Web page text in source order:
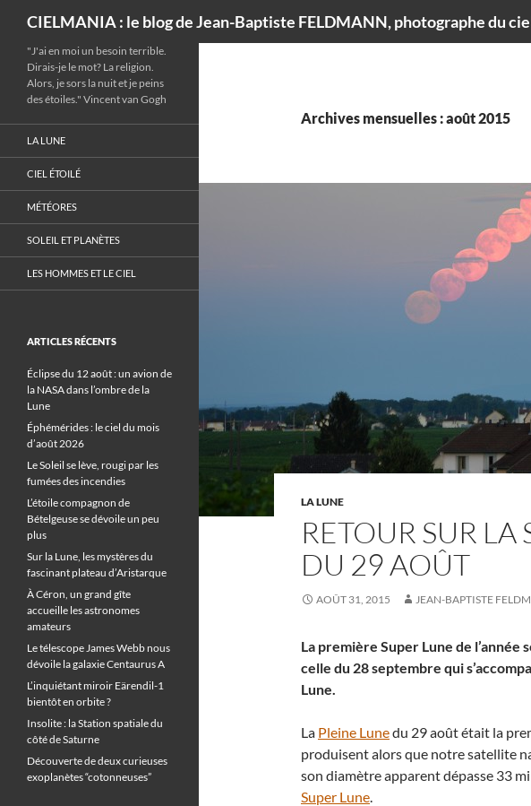
CIELMANIA : le blog de Jean-Baptiste FELDMANN, photographe du
Archives mensuelles : août 2015
LA LUNE
RETOUR SUR LA
DU 29 AOÛT
AOÛT 31, 2015 JEAN-BAPTISTE
La première Super Lune de l’année
celle du 28 septembre qui
Lune.
La Pleine Lunedu 29 août était la
produisent alors que notre satellite
son diamètre apparent dépasse 33
Super Lune.
"J'ai en moi un besoin terrible.
Dirais-je le mot? La religion.
Alors, je sors la nuit et je peins
des étoiles." Vincent van Gogh
LA LUNE
CIEL ÉTOILÉ
MÉTÉORES
SOLEIL ET PLANÈTES
LES HOMMES ET LE CIEL
ARTICLES RÉCENTS
Éclipse du 12 août : un avion de
la NASA dans l’ombre de la
Lune
Éphémérides : le ciel du mois
d’août 2026
Le Soleil se lève, rougi par les
fumées des incendies
L’étoile compagnon de
Bételgeuse se dévoile un peu
plus
Sur la Lune, les mystères du
fascinant plateau d’Aristarque
À Céron, un grand gîte
accueille les astronomes
amateurs
Le télescope James Webb nous
dévoile la galaxie Centaurus A
L’inquiétant miroir Eärendil-1
bientôt en orbite ?
Insolite : la Station spatiale du
côté de Saturne
Découverte de deux curieuses
exoplanètes “cotonneuses”